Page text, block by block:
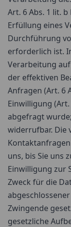
Art. 6 Abs. 1 lit.
Erfüllung eines
Durchführung
erforderlich ist.
Verarbeitung
der effektiven
Anfragen (Art. 6
Einwilligung (Art.
abgefragt
widerrufbar. Die
uns, bis Sie uns
Einwilligung zur
Zweck für die
Zwingende
gesetzliche